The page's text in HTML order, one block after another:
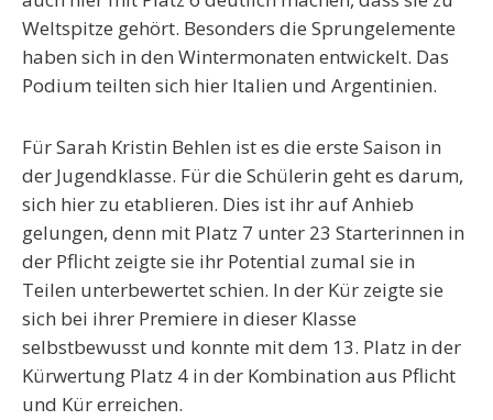
Weltspitze gehört. Besonders die Sprungelemente
haben sich in den Wintermonaten entwickelt. Das
Podium teilten sich hier Italien und Argentinien.
Für Sarah Kristin Behlen ist es die erste Saison in
der Jugendklasse. Für die Schülerin geht es darum,
sich hier zu etablieren. Dies ist ihr auf Anhieb
gelungen, denn mit Platz 7 unter 23 Starterinnen in
der Pflicht zeigte sie ihr Potential zumal sie in
Teilen unterbewertet schien. In der Kür zeigte sie
sich bei ihrer Premiere in dieser Klasse
selbstbewusst und konnte mit dem 13. Platz in der
Kürwertung Platz 4 in der Kombination aus Pflicht
und Kür erreichen.